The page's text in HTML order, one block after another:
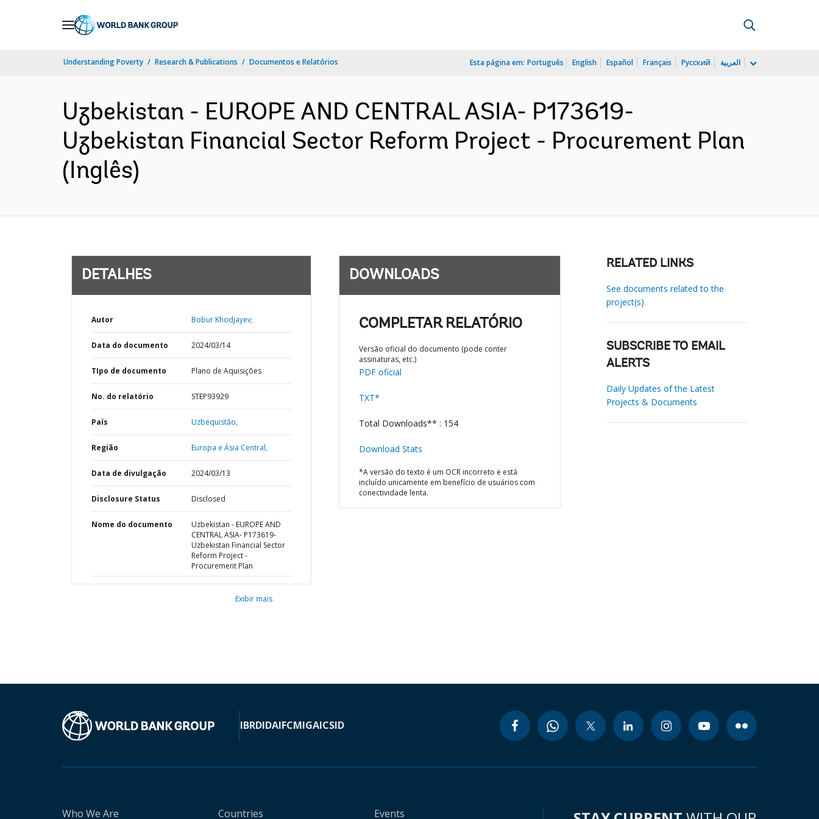
Understanding Poverty Research & Publications Documentos e Relatórios Esta página em: Português English Español Français Русский العربية
Uzbekistan - EUROPE AND CENTRAL ASIA- P173619-
Uzbekistan Financial Sector Reform Project - Procurement Plan
(Inglês)
DETALHES
Autor Bobur Khodjayev;
Data do documento 2024/03/14
TIpo de documento Plano de Aquisições
No. do relatório STEP93929
País Uzbequistão,
Região Europa e Ásia Central,
Data de divulgação 2024/03/13
Disclosure Status Disclosed
Nome do documento
Uzbekistan - EUROPE AND
CENTRAL ASIA- P173619-
Uzbekistan Financial Sector
Reform Project -
Procurement Plan
Exibir mais
DOWNLOADS
COMPLETAR RELATÓRIO
Versão oficial do documento (pode conter
assinaturas, etc.)
PDF oficial
TXT*
Total Downloads** : 154
Download Stats
*A versão do texto é um OCR incorreto e está
incluído unicamente em benefício de usuários com
conectividade lenta.
RELATED LINKS
See documents related to the
project(s)
SUBSCRIBE TO EMAIL
ALERTS
Daily Updates of the Latest
Projects & Documents
IBRDIDAIFCMIGAICSID
Who We Are Countries Events